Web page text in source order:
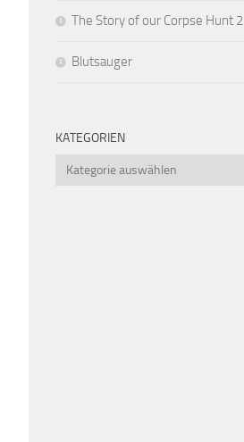
The Story of our Corpse Hunt 2
Blutsauger
KATEGORIEN
Kategorien